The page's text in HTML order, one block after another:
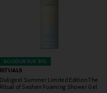
SOODUSTUS 31%
RITUALS
Dušigeel Summer Limited Edition The
Ritual of Seshen Foaming Shower Gel